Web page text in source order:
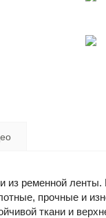
ременной ленты.
прочные и
ткани и